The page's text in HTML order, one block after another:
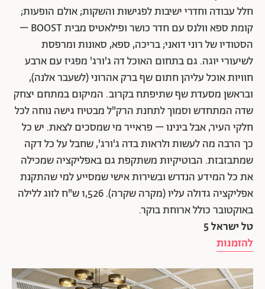
חלל עבודה וחדרי ישיבות לפגישות והשקות; אולם הופעות;
קומת ספא וולנס עם חדר כושר ופילאטיס מבית BOOST –
הסטודיו של רוני דואני; בריכה, ספא, סאונות ומרפסת
לשיעורי יוגה. גם בתחום האוכל דה ג'ורג' מפגיז עם ארבע
חוויות אוכל עליהן חתום שף ברק אהרוני (לשעבר אלנה),
ובראשן מסעדת שף שתיפתח בקרוב. המיקום במתחם יצחק
שדה המתחדש וסמוך לתחנת הרק"ל מבטיח גישה נוחה לכל
חלקי העיר, אבל בינינו – פראייר מי שמסכים לצאת. יש כל
כך הרבה מה לעשות ולראות בדה ג'ורג', שחבל על כל דקה
שמתבזבזת. הבוטיקיות משתקפת גם באפליקציה שמכילה
את כל המידע הנדרש ובשירות אישי שמסייע למי שהתקנת
אפליקציה גדולה עליו (מקרה שקרה). 1,526 ש"ח לזוג ללילה
באוקטובר כולל ארוחת בוקר.
טל ישראל 5
להזמנות